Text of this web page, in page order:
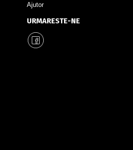
Ajutor
URMARESTE-NE